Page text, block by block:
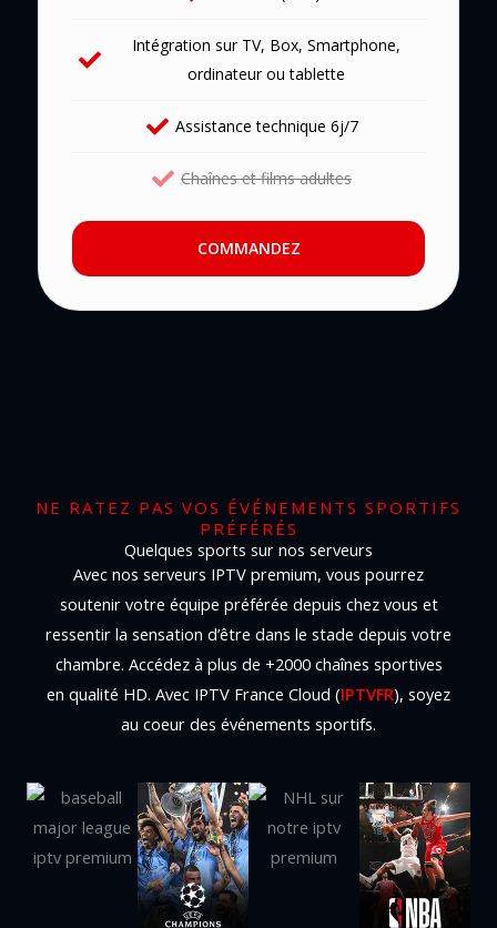
Intégration sur TV, Box, Smartphone,
ordinateur ou tablette
Assistance technique 6j/7
Chaînes et films adultes
COMMANDEZ
NE RATEZ PAS VOS ÉVÉNEMENTS SPORTIFS
PRÉFÉRÉS
Quelques sports sur nos serveurs
Avec nos serveurs IPTV premium, vous pourrez
soutenir votre équipe préférée depuis chez vous et
ressentir la sensation d’être dans le stade depuis votre
chambre. Accédez à plus de +2000 chaînes sportives
en qualité HD. Avec IPTV France Cloud (IPTVFR), soyez
au coeur des événements sportifs.